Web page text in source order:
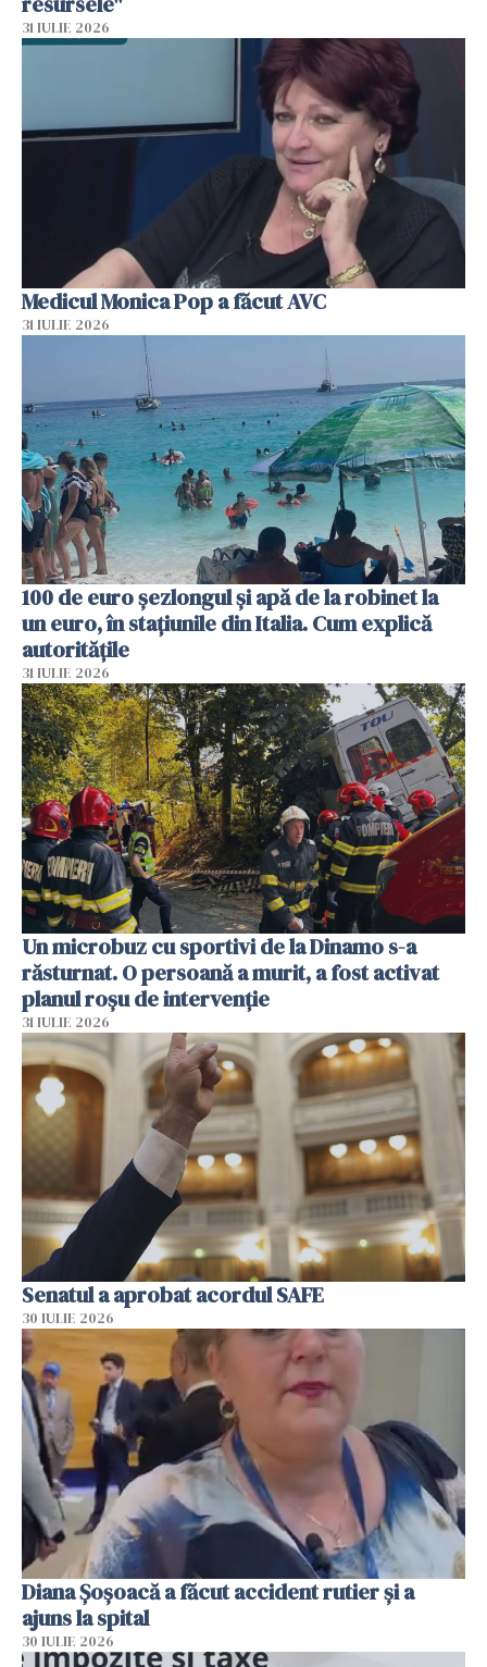
31 IULIE 2026
Medicul Monica Pop a făcut AVC
31 IULIE 2026
100 de euro șezlongul și apă de la robinet la
un euro, în stațiunile din Italia. Cum explică
autoritățile
31 IULIE 2026
Un microbuz cu sportivi de la Dinamo s-a
răsturnat. O persoană a murit, a fost activat
planul roșu de intervenție
31 IULIE 2026
Senatul a aprobat acordul SAFE
30 IULIE 2026
Diana Șoșoacă a făcut accident rutier și a
ajuns la spital
30 IULIE 2026